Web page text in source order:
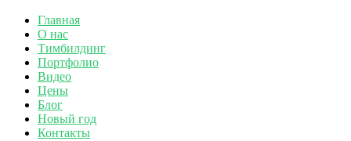
Главная
О нас
Тимбилдинг
Портфолио
Видео
Цены
Блог
Новый год
Контакты